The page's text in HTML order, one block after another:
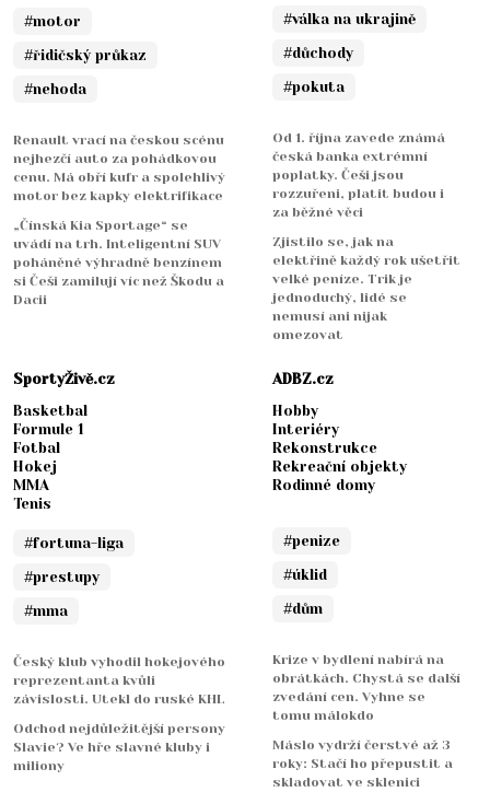
#motor
#řidičský průkaz
#nehoda
Renault vrací na českou scénu
nejhezčí auto za pohádkovou
cenu. Má obří kufr a spolehlivý
motor bez kapky elektrifikace
„Čínská Kia Sportage“ se
uvádí na trh. Inteligentní SUV
poháněné výhradně benzínem
si Češi zamilují víc než Škodu a
Dacii
#válka na ukrajině
#důchody
#pokuta
Od 1. října zavede známá
česká banka extrémní
poplatky. Češi jsou
rozzuřeni, platit budou i
za běžné věci
Zjistilo se, jak na
elektřině každý rok ušetřit
velké peníze. Trik je
jednoduchý, lidé se
nemusí ani nijak
omezovat
SportyŽivě.cz
Basketbal
Formule 1
Fotbal
Hokej
MMA
Tenis
#fortuna-liga
#prestupy
#mma
Český klub vyhodil hokejového
reprezentanta kvůli
závislosti. Utekl do ruské KHL
Odchod nejdůležitější persony
Slavie? Ve hře slavné kluby i
miliony
ADBZ.cz
Hobby
Interiéry
Rekonstrukce
Rekreační objekty
Rodinné domy
#penize
#úklid
#dům
Krize v bydlení nabírá na
obrátkách. Chystá se další
zvedání cen. Vyhne se
tomu málokdo
Máslo vydrží čerstvé až 3
roky: Stačí ho přepustit a
skladovat ve sklenici